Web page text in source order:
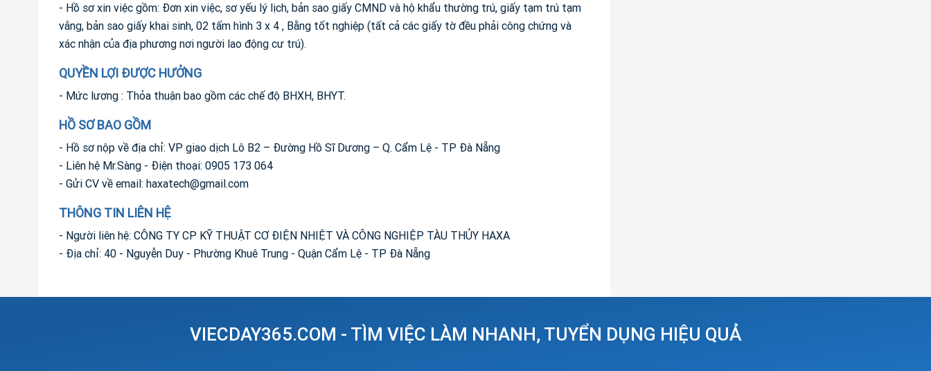
- Hồ sơ xin việc gồm: Đơn xin việc, sơ yếu lý lịch, bản sao giấy CMND và hộ khẩu thường trú, giấy tạm trú tạm
vắng, bản sao giấy khai sinh, 02 tấm hình 3 x 4 , Bằng tốt nghiệp (tất cả các giấy tờ đều phải công chứng và
xác nhận của địa phương nơi người lao động cư trú).
QUYỀN LỢI ĐƯỢC HƯỞNG
- Mức lương : Thỏa thuận bao gồm các chế độ BHXH, BHYT.
HỒ SƠ BAO GỒM
- Hồ sơ nộp về địa chỉ: VP giao dịch Lô B2 – Đường Hồ Sĩ Dương – Q. Cẩm Lệ - TP Đà Nẵng
- Liên hệ Mr.Sàng - Điện thoại: 0905 173 064
- Gửi CV về email: haxatech@gmail.com
THÔNG TIN LIÊN HỆ
- Người liên hệ: CÔNG TY CP KỸ THUẬT CƠ ĐIỆN NHIỆT VÀ CÔNG NGHIỆP TÀU THỦY HAXA
- Địa chỉ: 40 - Nguyễn Duy - Phường Khuê Trung - Quận Cẩm Lệ - TP Đà Nẵng
VIECDAY365.COM - TÌM VIỆC LÀM NHANH, TUYỂN DỤNG HIỆU QUẢ